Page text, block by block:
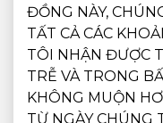
ĐỒNG NÀY,
TẤT CẢ CÁC
TÔI NHẬN ĐƯỢC
TRỄ VÀ TRONG
KHÔNG MUỘN
TỪ NGÀY CHÚNG